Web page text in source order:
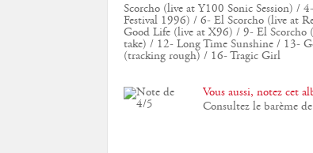
Scorcho (live at Y100 Sonic Session) /
Festival 1996) / 6- El Scorcho (live at
Good Life (live at X96) / 9- El Scorcho
take) / 12- Long Time Sunshine / 13-
(tracking rough) / 16- Tragic Girl
Vous aussi, notez cet
Consultez le barème